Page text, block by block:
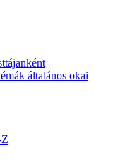
általános okai